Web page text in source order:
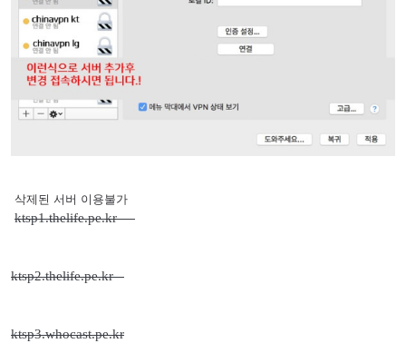
삭제된 서버 이용불가
ktsp1.thelife.pe.kr
ktsp2.thelife.pe.kr
ktsp3.whocast.pe.kr